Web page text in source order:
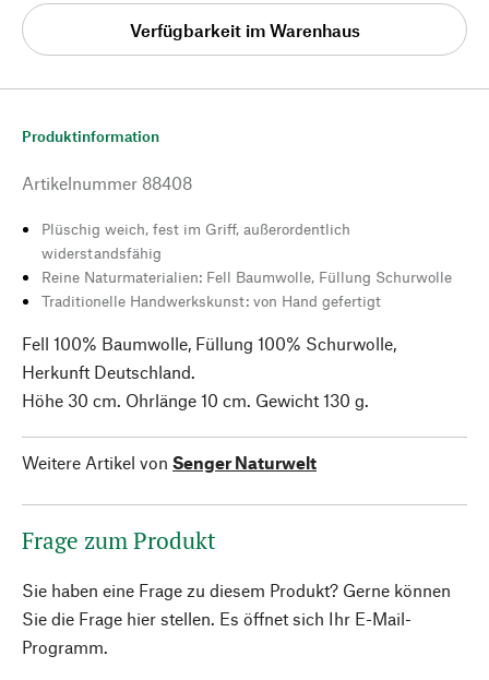
Verfügbarkeit im Warenhaus
Produktinformation
Artikelnummer 88408
Plüschig weich, fest im Griff, außerordentlich
widerstandsfähig
Reine Naturmaterialien: Fell Baumwolle, Füllung Schurwolle
Traditionelle Handwerkskunst: von Hand gefertigt
Fell 100% Baumwolle, Füllung 100% Schurwolle,
Herkunft Deutschland.
Höhe 30 cm. Ohrlänge 10 cm. Gewicht 130 g.
Weitere Artikel von Senger Naturwelt
Frage zum Produkt
Sie haben eine Frage zu diesem Produkt? Gerne können
Sie die Frage hier stellen. Es öffnet sich Ihr E-Mail-
Programm.